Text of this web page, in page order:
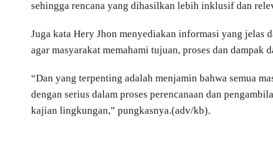
sehingga rencana yang dihasilkan lebih inklusif dan
Juga kata Hery Jhon menyediakan informasi yang jelas
agar masyarakat memahami tujuan, proses dan dampak
“Dan yang terpenting adalah menjamin bahwa semua
dengan serius dalam proses perencanaan dan
kajian lingkungan,” pungkasnya.(adv/kb).